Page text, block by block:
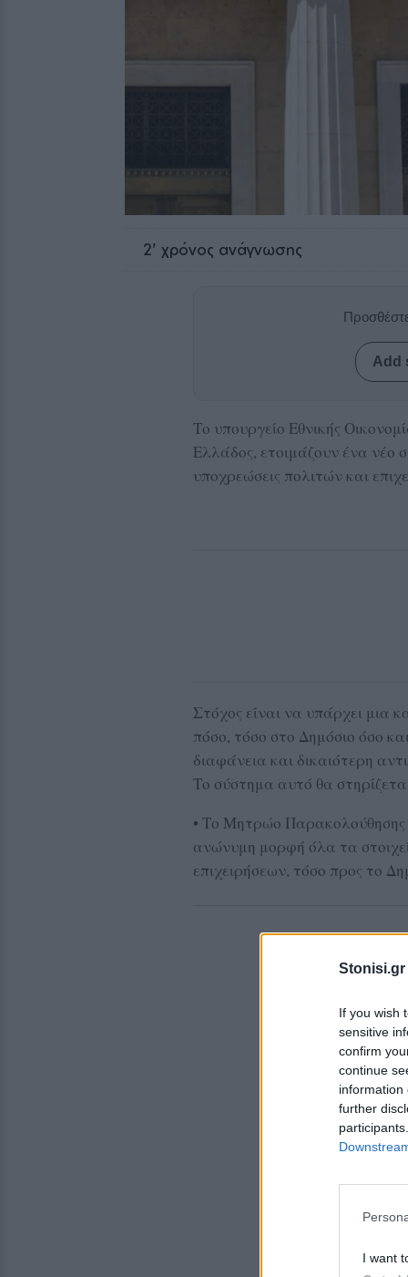
Stonisi.gr
If you wish
sensitive
confirm
continue
information
further
I want
2' χρόνος ανάγνωσης
Add
Το υπουργείο Εθνικής
Ελλάδος, ετοιμάζουν ένα νέο
υποχρεώσεις πολιτών και
Στόχος είναι να υπάρχει μια
πόσο, τόσο στο Δημόσιο όσο
διαφάνεια και δικαιότερη
Το σύστημα αυτό θα
• Το Μητρώο Παρακολούθησης
ανώνυμη μορφή όλα τα
επιχειρήσεων, τόσο προς το